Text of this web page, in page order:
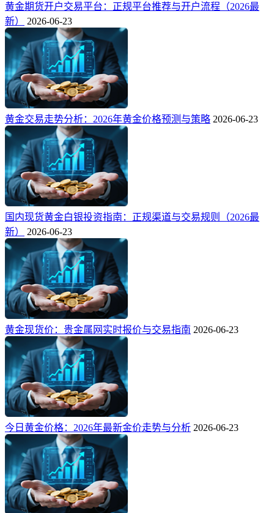
黄金期货开户交易平台：正规平台推荐与开户流程（2026最
新）
2026-06-23
黄金交易走势分析：2026年黄金价格预测与策略 2026-06-23
国内现货黄金白银投资指南：正规渠道与交易规则（2026最
新）
2026-06-23
黄金现货价：贵金属网实时报价与交易指南 2026-06-23
今日黄金价格：2026年最新金价走势与分析 2026-06-23